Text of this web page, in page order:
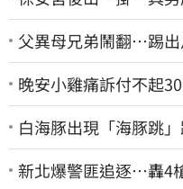
父異母兄弟鬧翻…踢
晚安小雞痛訴付不起
白海豚出現「海豚跳
近 風雨搖滾區曝光
新北爆警匪追逐…轟4